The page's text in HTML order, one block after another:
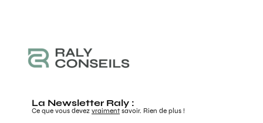
La Newsletter Raly :
Ce que vous devez vraiment savoir. Rien de plus !